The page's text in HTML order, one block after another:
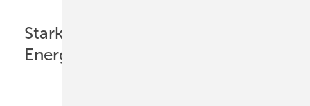
Stark techno-ökonomische
Energiesystemperspektive